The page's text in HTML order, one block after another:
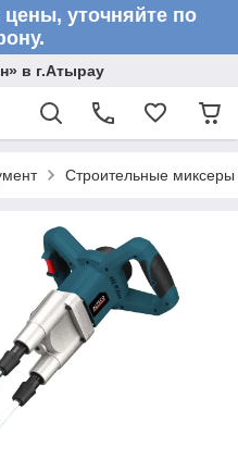
уточняйте по
в г.Атырау
Строительные миксеры